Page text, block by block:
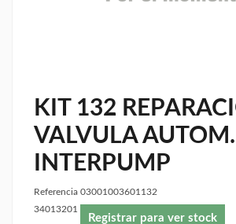
KIT 132
VALVULA
INTERPUMP
Referencia 03001003601132
34013201
Registrar para ver stock